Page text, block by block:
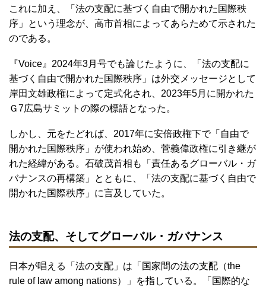
これに加え、「法の支配に基づく自由で開かれた国際秩
序」という理念が、高市首相によってあらためて示された
のである。
『Voice』2024年3月号でも論じたように、「法の支配に
基づく自由で開かれた国際秩序」は外交メッセージとして
岸田文雄政権によって定式化され、2023年5月に開かれた
Ｇ7広島サミットの際の標語となった。
しかし、元をたどれば、2017年に安倍政権下で「自由で
開かれた国際秩序」が使われ始め、菅義偉政権に引き継が
れた経緯がある。石破茂首相も「責任あるグローバル・ガ
バナンスの再構築」とともに、「法の支配に基づく自由で
開かれた国際秩序」に言及していた。
法の支配、そしてグローバル・ガバナンス
日本が唱える「法の支配」は「国家間の法の支配（the
rule of law among nations）」を指している。「国際的な